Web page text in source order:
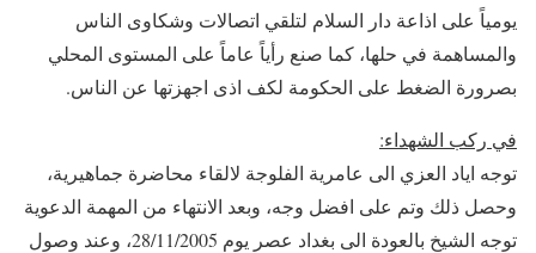
يومياً على اذاعة دار السلام لتلقي اتصالات وشكاوى الناس
والمساهمة في حلها، كما صنع رأياً عاماً على المستوى المحلي
بصرورة الضغط على الحكومة لكف اذى اجهزتها عن الناس.
في ركب الشهداء:
توجه اياد العزي الى عامرية الفلوجة لالقاء محاضرة جماهيرية،
وحصل ذلك وتم على افضل وجه، وبعد الانتهاء من المهمة الدعوية
توجه الشيخ بالعودة الى بغداد عصر يوم 28/11/2005، وعند وصول